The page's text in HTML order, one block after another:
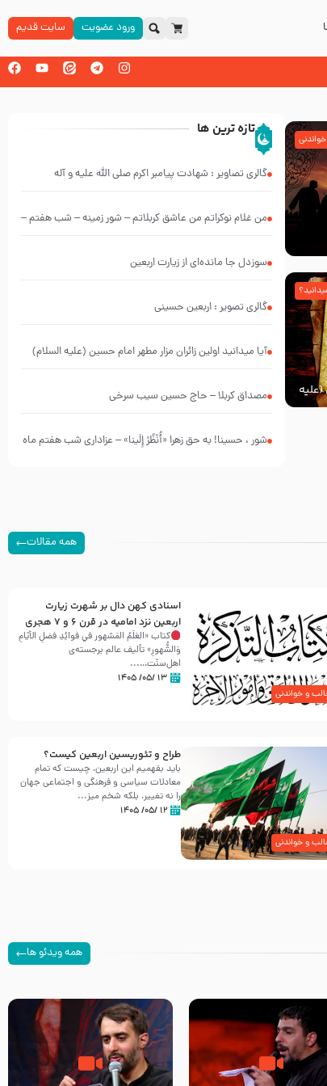
ورود عضویت سایت قدیم
(علیه
تازه ترین ها
گالری تصاویر : شهادت پیامبر اکرم صلی الله علیه و آله
من غلام نوکراتم من عاشق کربلاتم – شور زمینه – شب هفتم –
سوزدل جا مانده‌ای از زیارت اربعین
گالری تصویر : اربعین حسینی
آیا میدانید اولین زائران مزار مطهر امام حسین (علیه السلام)
مصداق کربلا – حاج حسین سیب سرخی
شور ، حسینا! به‌ حق زهرا «أُنْظُرْ إِلَینا» – عزاداری شب هفتم ماه
همه مقالات
و خواندنی
اسنادی کهن دال بر شهرت زیارت
اربعین نزد امامیه در قرن ۶ و ۷ هجری
کتاب «العَلَمُ المَشهور في فَوائِدِ فَضلِ الأيّامِ
وَالشُّهورِ» تألیف عالم برجسته‌ی
اهل‌سنّت…...
۱۳ /۰۵/ ۱۴۰۵
و خواندنی
طراح و تئوریسین اربعین کیست؟
باید بفهمیم این اربعین، چیست که تمام
معادلات سیاسی و فرهنگی و اجتماعی جهان
را نه تغییر، بلکه شخم میز...
۱۲ /۰۵/ ۱۴۰۵
همه ویدئو ها